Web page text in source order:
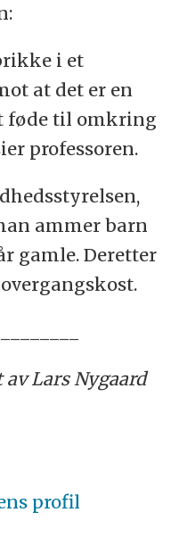
i et
at det er en
føde til omkring
professoren.
ammer barn
gamle. Deretter
Lars Nygaard
profil